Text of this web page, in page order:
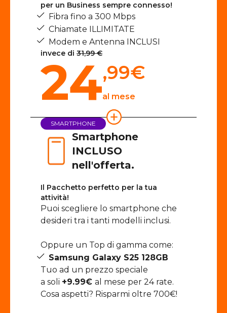
per un Business sempre connesso!
Fibra fino a 300 Mbps
Chiamate ILLIMITATE
Modem e Antenna INCLUSI
invece di 31,99 €
24,99€
al mese
SMARTPHONE
Smartphone
INCLUSO
nell'offerta.
Il Pacchetto perfetto per la tua
attività!
Puoi scegliere lo smartphone che
desideri tra i tanti modelli inclusi.
Oppure un Top di gamma come:
Samsung Galaxy S25 128GB
Tuo ad un prezzo speciale
a soli +9.99€ al mese per 24 rate.
Cosa aspetti? Risparmi oltre 700€!